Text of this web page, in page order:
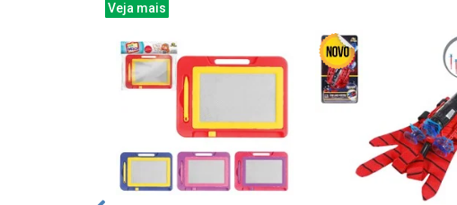
Veja mais